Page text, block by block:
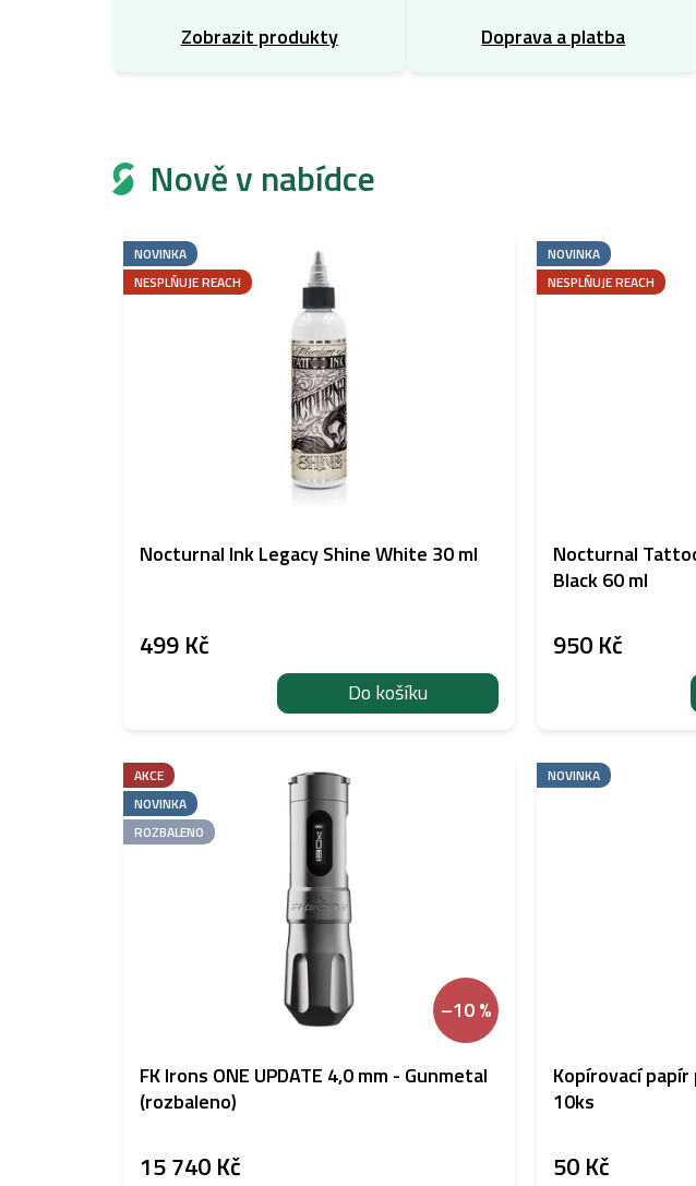
Zobrazit produkty
Doprava a platba
Nově v nabídce
NOVINKA
NESPLŇUJE REACH
Nocturnal Ink Legacy Shine White 30 ml
499 Kč
Do košíku
NOVINKA
NESPLŇUJE REACH
Nocturnal
Black 60 ml
950 Kč
AKCE
NOVINKA
ROZBALENO
–10 %
FK Irons ONE UPDATE 4,0 mm - Gunmetal
(rozbaleno)
15 740 Kč
NOVINKA
Kopírovací
10ks
50 Kč